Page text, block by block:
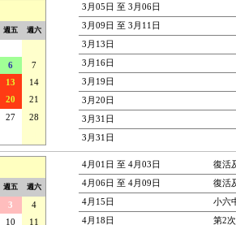
週五 週六
6
7
13
14
20
21
27
28
3月05日 至 3月06日
3月09日 至 3月11日
3月13日
3月16日
3月19日
3月20日
3月31日
3月31日
週五 週六
3
4
10
11
4月01日 至 4月03日 復活
4月06日 至 4月09日 復活
4月15日 小六
4月18日 第2